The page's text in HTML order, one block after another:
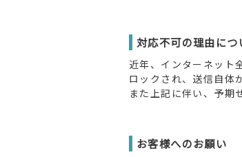
対応不可の理由につ
近年、インターネット
ロックされ、送信自体
また上記に伴い、予期
お客様へのお願い